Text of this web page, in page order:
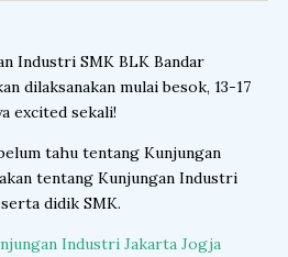
Industri SMK BLK Bandar
dilaksanakan mulai besok, 13-17
excited sekali!
tahu tentang Kunjungan
tentang Kunjungan Industri
didik SMK.
Industri Jakarta Jogja